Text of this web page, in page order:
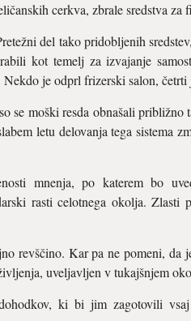
cerkva, zbrale sredstva za
del tako pridobljenih
kot temelj za izvajanje
je odprl frizerski salon,
se moški resda obnašali
letu delovanja tega sistema
mnenja, po katerem bo
rasti celotnega okolja.
revščino. Kar pa ne pomeni, da
uveljavljen v tukajšnjem
ki bi jim zagotovili